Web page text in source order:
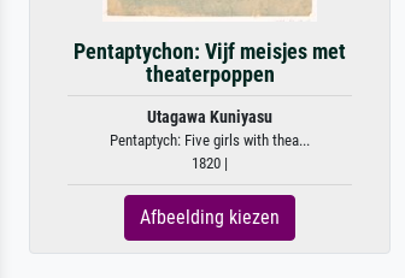
Pentaptychon: Vijf meisjes met
theaterpoppen
Utagawa Kuniyasu
Pentaptych: Five girls with thea...
1820 |
Afbeelding kiezen